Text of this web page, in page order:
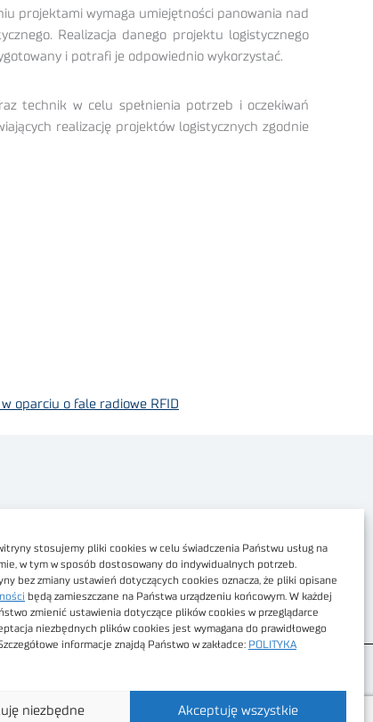
stosujemy pliki cookies w celu świadczenia Państwu usług na
w tym w sposób dostosowany do indywidualnych potrzeb.
bez zmiany ustawień dotyczących cookies oznacza, że pliki opisane
będą zamieszczane na Państwa urządzeniu końcowym. W każdej
zmienić ustawienia dotyczące plików cookies w przeglądarce
niezbędnych plików cookies jest wymagana do prawidłowego
informacje znajdą Państwo w zakładce: POLITYKA
Akceptuję wszystkie
niezbędne
projektami wymaga umiejętności panowania nad
Realizacja danego projektu logistycznego
i potrafi je odpowiednio wykorzystać.
technik w celu spełnienia potrzeb i oczekiwań
realizację projektów logistycznych zgodnie
oparciu o fale radiowe RFID
cyfrowa
Portalu
sklepu